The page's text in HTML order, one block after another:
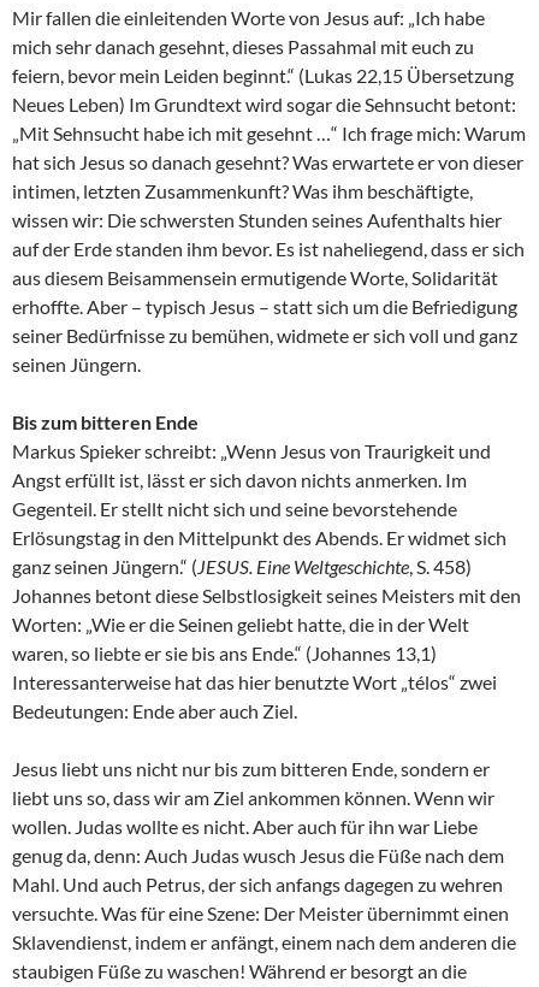
Mir fallen die einleitenden Worte von Jesus auf: „Ich habe
mich sehr danach gesehnt, dieses Passahmal mit euch zu
feiern, bevor mein Leiden beginnt.“ (Lukas 22,15 Übersetzung
Neues Leben) Im Grundtext wird sogar die Sehnsucht betont:
„Mit Sehnsucht habe ich mit gesehnt …“ Ich frage mich: Warum
hat sich Jesus so danach gesehnt? Was erwartete er von dieser
intimen, letzten Zusammenkunft? Was ihm beschäftigte,
wissen wir: Die schwersten Stunden seines Aufenthalts hier
auf der Erde standen ihm bevor. Es ist naheliegend, dass er sich
aus diesem Beisammensein ermutigende Worte, Solidarität
erhoffte. Aber – typisch Jesus – statt sich um die Befriedigung
seiner Bedürfnisse zu bemühen, widmete er sich voll und ganz
seinen Jüngern.
Bis zum bitteren Ende
Markus Spieker schreibt: „Wenn Jesus von Traurigkeit und
Angst erfüllt ist, lässt er sich davon nichts anmerken. Im
Gegenteil. Er stellt nicht sich und seine bevorstehende
Erlösungstag in den Mittelpunkt des Abends. Er widmet sich
ganz seinen Jüngern.“ (JESUS. Eine Weltgeschichte, S. 458)
Johannes betont diese Selbstlosigkeit seines Meisters mit den
Worten: „Wie er die Seinen geliebt hatte, die in der Welt
waren, so liebte er sie bis ans Ende.“ (Johannes 13,1)
Interessanterweise hat das hier benutzte Wort „télos“ zwei
Bedeutungen: Ende aber auch Ziel.
Jesus liebt uns nicht nur bis zum bitteren Ende, sondern er
liebt uns so, dass wir am Ziel ankommen können. Wenn wir
wollen. Judas wollte es nicht. Aber auch für ihn war Liebe
genug da, denn: Auch Judas wusch Jesus die Füße nach dem
Mahl. Und auch Petrus, der sich anfangs dagegen zu wehren
versuchte. Was für eine Szene: Der Meister übernimmt einen
Sklavendienst, indem er anfängt, einem nach dem anderen die
staubigen Füße zu waschen! Während er besorgt an die